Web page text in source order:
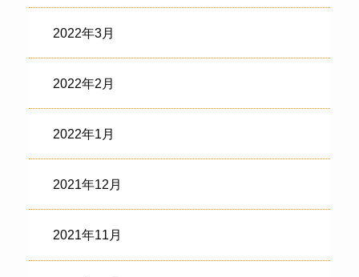
2022年3月
2022年2月
2022年1月
2021年12月
2021年11月